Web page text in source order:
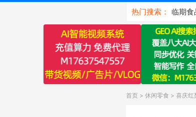
热门搜索： 临期食
首页 > 休闲零食 > 喜庆红